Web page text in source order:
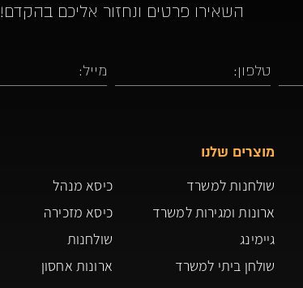
השאירו פרטים ונחזור אליכם בהקדם!
מוצרים שלנו
שולחנות למשרד
ארונות ומגירות למשרד
גיימינג
שולחן ביתי למשרד
כיסא מנהל
כיסא מזכירה
שולחנות
ארונות אחסון